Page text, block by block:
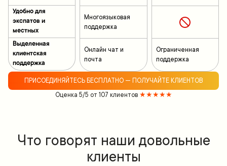
Удобно для
экспатов и
местных
Выделенная
клиентская
поддержка
Многоязыковая
поддержка
Онлайн чат и
почта
Ограниченная
поддержка
ПРИСОЕДИНЯЙТЕСЬ БЕСПЛАТНО — ПОЛУЧАЙТЕ КЛИЕНТОВ
Оценка 5/5 от 107 клиентов ★★★★★
Что говорят наши довольные
клиенты